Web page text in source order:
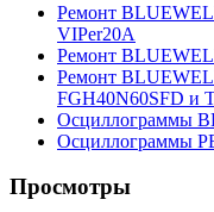
Ремонт
VIPer20A
Ремонт
Ремонт
FGH40N60SFD и
Осциллограммы
Осциллограммы
Просмотры